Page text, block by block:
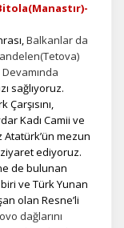
Balkanlar da
sağlıyoruz.
Kadı Camii ve
Atatürk’ün mezun
ediyoruz.
de bulunan
ve Türk Yunan
olan Resne’li
dağlarını